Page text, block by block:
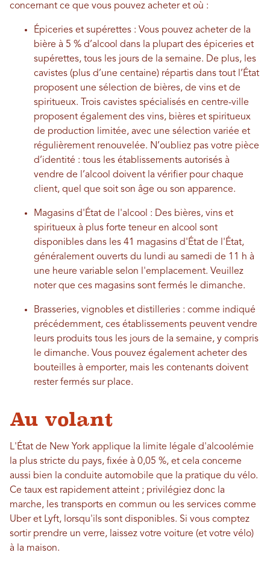
concernant ce que vous pouvez acheter et où :
Épiceries et supérettes : Vous pouvez acheter de la
bière à 5 % d’alcool dans la plupart des épiceries et
supérettes, tous les jours de la semaine. De plus, les
cavistes (plus d’une centaine) répartis dans tout l’État
proposent une sélection de bières, de vins et de
spiritueux. Trois cavistes spécialisés en centre-ville
proposent également des vins, bières et spiritueux
de production limitée, avec une sélection variée et
régulièrement renouvelée. N’oubliez pas votre pièce
d’identité : tous les établissements autorisés à
vendre de l’alcool doivent la vérifier pour chaque
client, quel que soit son âge ou son apparence.
Magasins d'État de l'alcool : Des bières, vins et
spiritueux à plus forte teneur en alcool sont
disponibles dans les 41 magasins d'État de l'État,
généralement ouverts du lundi au samedi de 11 h à
une heure variable selon l'emplacement. Veuillez
noter que ces magasins sont fermés le dimanche.
Brasseries, vignobles et distilleries : comme indiqué
précédemment, ces établissements peuvent vendre
leurs produits tous les jours de la semaine, y compris
le dimanche. Vous pouvez également acheter des
bouteilles à emporter, mais les contenants doivent
rester fermés sur place.
Au volant
L'État de New York applique la limite légale d'alcoolémie
la plus stricte du pays, fixée à 0,05 %, et cela concerne
aussi bien la conduite automobile que la pratique du vélo.
Ce taux est rapidement atteint ; privilégiez donc la
marche, les transports en commun ou les services comme
Uber et Lyft, lorsqu'ils sont disponibles. Si vous comptez
sortir prendre un verre, laissez votre voiture (et votre vélo)
à la maison.